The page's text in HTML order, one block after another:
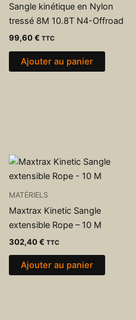
Sangle kinétique en Nylon
tressé 8M 10.8T N4-Offroad
99,60€ TTC
Ajouter au panier
MATÉRIELS
Maxtrax Kinetic Sangle
extensible Rope – 10 M
302,40€ TTC
Ajouter au panier